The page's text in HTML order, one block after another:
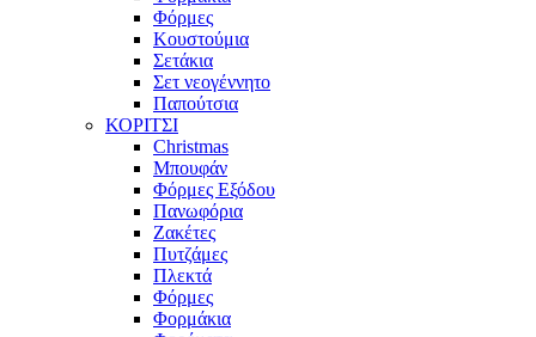
Φόρμες
Κουστούμια
Σετάκια
Σετ νεογέννητο
Παπούτσια
ΚΟΡΙΤΣΙ
Christmas
Μπουφάν
Φόρμες Εξόδου
Πανωφόρια
Ζακέτες
Πυτζάμες
Πλεκτά
Φόρμες
Φορμάκια